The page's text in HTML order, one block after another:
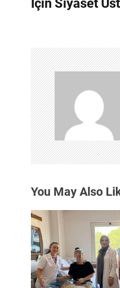
g
e
z
i
n
e
s
i
İçin Siyaset
You May Also